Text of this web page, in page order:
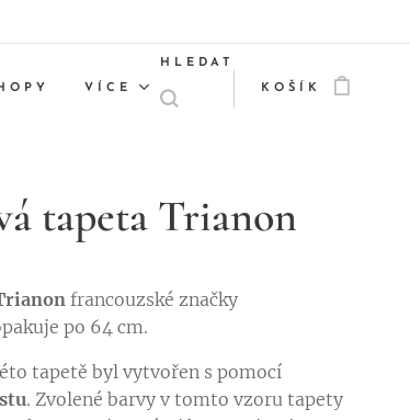
VÍCE
HLEDAT
KOŠÍK
tapeta Trianon
francouzské značky
po 64 cm.
tapetě byl vytvořen s pomocí
. Zvolené barvy v tomto vzoru tapety